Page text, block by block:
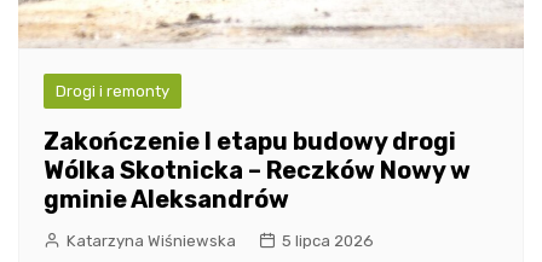
Drogi i remonty
Zakończenie I etapu budowy drogi
Wólka Skotnicka – Reczków Nowy w
gminie Aleksandrów
Katarzyna Wiśniewska 5 lipca 2026